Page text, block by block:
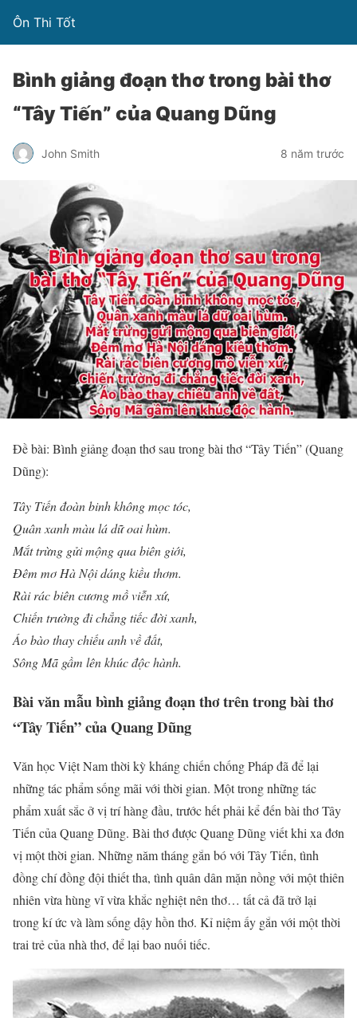
Ôn Thi Tốt
Bình giảng đoạn thơ trong bài thơ
“Tây Tiến” của Quang Dũng
John Smith 8 năm trước
Đề bài: Bình giảng đoạn thơ sau trong bài thơ “Tây Tiến” (Quang
Dũng):
Tây Tiến đoàn binh không mọc tóc,
Quân xanh màu lá dữ oai hùm.
Mắt trừng gửi mộng qua biên giới,
Đêm mơ Hà Nội dáng kiều thơm.
Rài rác biên cương mồ viễn xứ,
Chiến trường đi chẳng tiếc đời xanh,
Áo bào thay chiếu anh về đất,
Sông Mã gầm lên khúc độc hành.
Bài văn mẫu bình giảng đoạn thơ trên trong bài thơ
“Tây Tiến” của Quang Dũng
Văn học Việt Nam thời kỳ kháng chiến chống Pháp đã để lại
những tác phẩm sống mãi với thời gian. Một trong những tác
phẩm xuất sắc ở vị trí hàng đầu, trước hết phải kể đến bài thơ Tây
Tiến của Quang Dũng. Bài thơ được Quang Dũng viết khi xa đơn
vị một thời gian. Những năm tháng gắn bó với Tây Tiến, tình
đồng chí đồng đội thiết tha, tình quân dân mặn nồng với một thiên
nhiên vừa hùng vĩ vừa khắc nghiệt nên thơ… tất cả đã trở lại
trong kí ức và làm sống dậy hồn thơ. Kỉ niệm ấy gắn với một thời
trai trẻ của nhà thơ, để lại bao nuối tiếc.